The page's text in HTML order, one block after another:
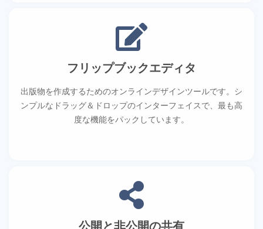
フリップブックエディタ
出版物を作成するためのオンラインデザインツールです。シ
ンプルなドラッグ＆ドロップのインターフェイスで、最も高
度な機能をパックしています。